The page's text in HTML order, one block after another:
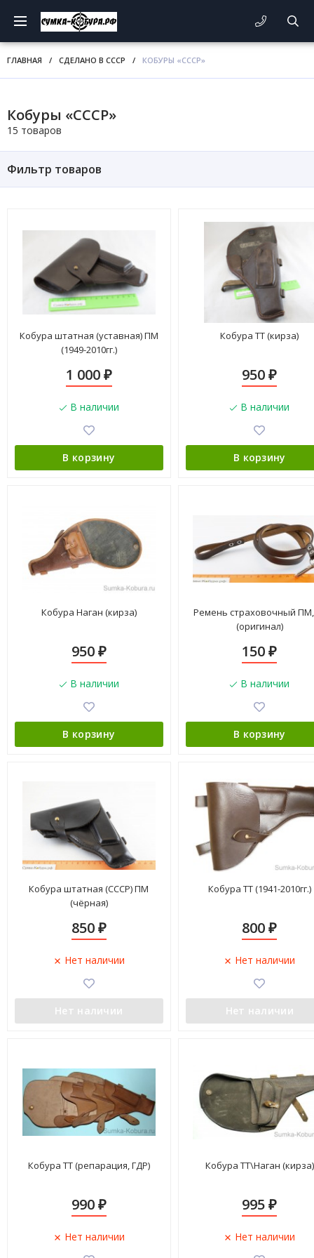
ГЛАВНАЯ / СДЕЛАНО В СССР / КОБУРЫ «СССР»
Кобуры «СССР»
15 товаров
Фильтр товаров
Кобура штатная (уставная) ПМ
(1949-2010гг.)
1 000 ₽
В наличии
В корзину
Кобура ТТ (кирза)
950₽
В наличии
В корзину
Кобура Наган (кирза)
950 ₽
В наличии
В корзину
Ремень страховочный
(оригинал)
150₽
В наличии
В корзину
Кобура штатная (СССР) ПМ
(чёрная)
850 ₽
Нет наличии
Нет наличии
Кобура ТТ (1941-2010гг.)
800₽
Нет наличии
Нет наличии
Кобура ТТ (репарация, ГДР)
990 ₽
Нет наличии
Кобура ТТ\Наган (кирза)
995₽
Нет наличии